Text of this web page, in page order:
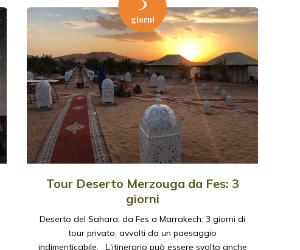
giorni
Tour Deserto Merzouga da Fes: 3
giorni
Deserto del Sahara, da Fes a Marrakech: 3 giorni di
tour privato, avvolti da un paesaggio
indimenticabile. L'itinerario può essere svolto anche